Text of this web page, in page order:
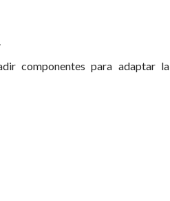
componentes para adaptar la